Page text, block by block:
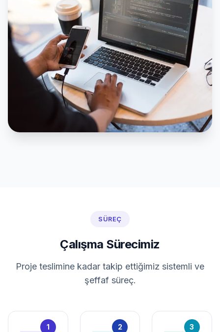
SÜREÇ
Çalışma Sürecimiz
Proje teslimine kadar takip ettiğimiz sistemli ve
şeffaf süreç.
1 2 3